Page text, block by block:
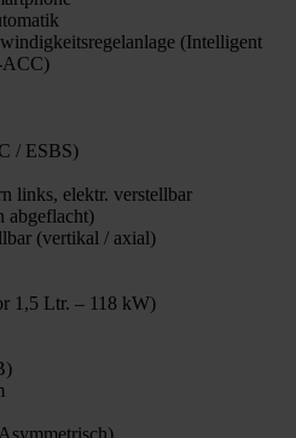
(Intel­li­gent
/ ESBS)
links, elektr. ver­stell­bar
abge­flacht)
(ver­ti­kal / axi­al)
1,5 Ltr. – 118 kW)